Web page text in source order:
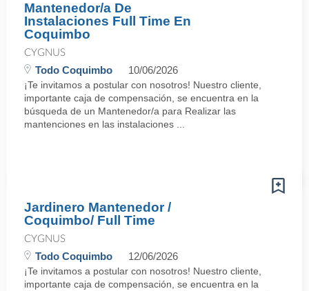
Mantenedor/a De
Instalaciones Full Time En
Coquimbo
CYGNUS
Todo Coquimbo 10/06/2026
¡Te invitamos a postular con nosotros! Nuestro cliente,
importante caja de compensación, se encuentra en la
búsqueda de un Mantenedor/a para Realizar las
mantenciones en las instalaciones ...
Jardinero Mantenedor /
Coquimbo/ Full Time
CYGNUS
Todo Coquimbo 12/06/2026
¡Te invitamos a postular con nosotros! Nuestro cliente,
importante caja de compensación, se encuentra en la